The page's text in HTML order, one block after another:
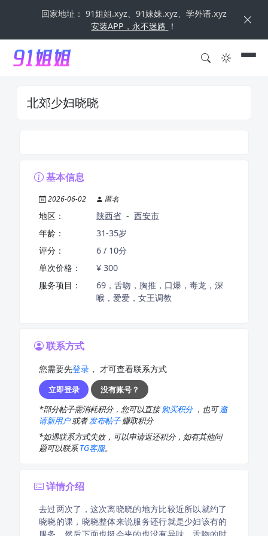
回家地址： 91姐姐.xyz、91妹妹.xyz、学外语.xyz
安装APP，永不迷路 ！
北郊少妇晓晓
基本信息
2026-06-02 匿名
地区： 陕西省 - 西安市
年龄：
31-35岁
评分：
6 / 10分
单次价格：
¥ 300
服务项目：
69，舌吻，胸推，口爆，毒龙，深
喉，爱爱，女王调教
联系方式
您需要先登录 ， 才可查看联系方式
立即登录
没有账号？
*部分帖子需消耗积分，您可以直接购买积分 ，也可邀
请新用户或者发布帖子赚取积分
*如遇联系方式失效，可以申请返还积分，如有其他问
题可以联系TG客服。
详情介绍
去过两次了，这次离晓晓的地方比较近所以就约了
晓晓的课，晓晓整体来说服务还行就是少妇该有的